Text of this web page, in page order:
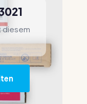
diesem